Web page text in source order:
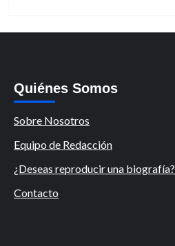
Quiénes Somos
Sobre Nosotros
Equipo de Redacción
¿Deseas reproducir una biografía?
Contacto